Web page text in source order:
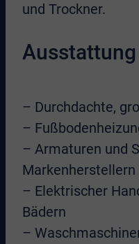
und Trockner.
Ausstattung
– Durchdachte,
–
– Armaturen und
Markenherstellern
– Elektrischer
Bädern
–